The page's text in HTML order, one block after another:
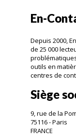
En-
Depuis 2000,
de 25 000
outils en
centres de
Siège
9, rue de la
75116 - Paris
FRANCE